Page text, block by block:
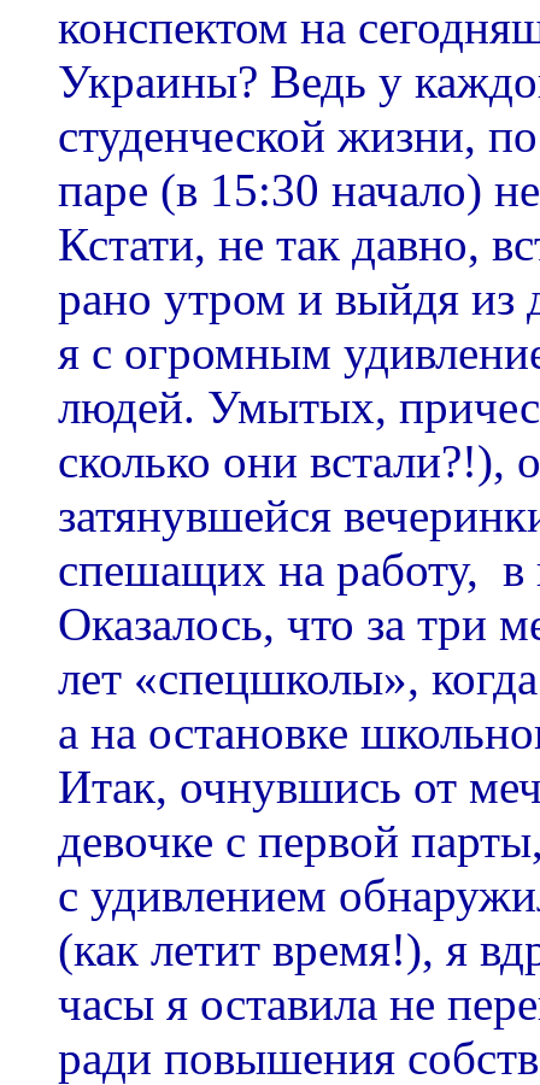
конспектом на
Украины? Ведь у
студенческой жизни,
паре (в 15:30 начало)
Кстати, не так давно,
рано утром и выйдя из
я с огромным
людей. Умытых,
сколько они
затянувшейся
спешащих на работу,
Оказалось, что за три
лет «спецшколы»,
а на остановке
Итак, очнувшись от
девочке с первой
с удивлением
(как летит время!), я
часы я оставила не
ради повышения